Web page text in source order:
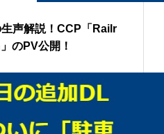
声解説！CCP「Railr
のPV公開！